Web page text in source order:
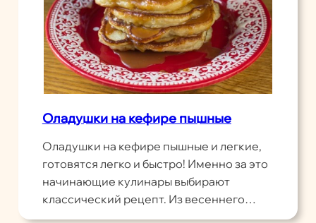
Оладушки на кефире пышные
Оладушки на кефире пышные и легкие,
готовятся легко и быстро! Именно за это
начинающие кулинары выбирают
классический рецепт. Из весеннего…